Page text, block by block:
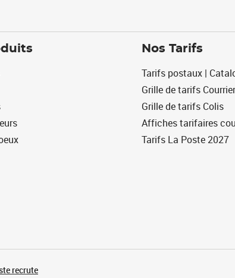
Nos Tarifs
Tarifs postaux |
Grille de tarifs Courrier
Grille de tarifs Colis
Affiches tarifaires
Tarifs La Poste 2027
recrute